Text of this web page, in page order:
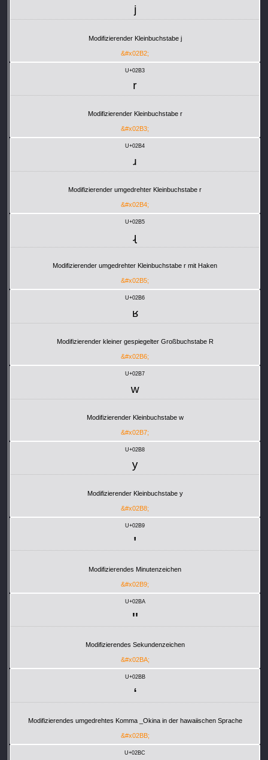
ʲ
Modifizierender Kleinbuchstabe j
&#x02B2;
U+02B3
ʳ
Modifizierender Kleinbuchstabe r
&#x02B3;
U+02B4
ʴ
Modifizierender umgedrehter Kleinbuchstabe r
&#x02B4;
U+02B5
ʵ
Modifizierender umgedrehter Kleinbuchstabe r mit Haken
&#x02B5;
U+02B6
ʶ
Modifizierender kleiner gespiegelter Großbuchstabe R
&#x02B6;
U+02B7
ʷ
Modifizierender Kleinbuchstabe w
&#x02B7;
U+02B8
ʸ
Modifizierender Kleinbuchstabe y
&#x02B8;
U+02B9
ʹ
Modifizierendes Minutenzeichen
&#x02B9;
U+02BA
ʺ
Modifizierendes Sekundenzeichen
&#x02BA;
U+02BB
ʻ
Modifizierendes umgedrehtes Komma _Okina in der hawaiischen Sprache
&#x02BB;
U+02BC